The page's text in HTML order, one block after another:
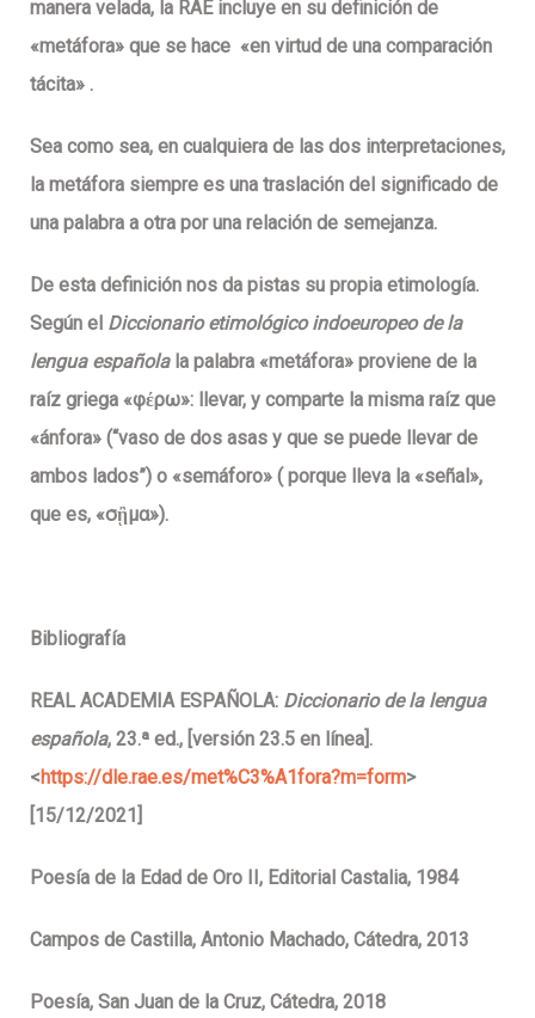
manera velada, la RAE incluye en su definición de
«metáfora» que se hace «en virtud de una comparación
tácita» .
Sea como sea, en cualquiera de las dos interpretaciones,
la metáfora siempre es una traslación del significado de
una palabra a otra por una relación de semejanza.
De esta definición nos da pistas su propia etimología.
Según el Diccionario etimológico indoeuropeo de la
lengua española la palabra «metáfora» proviene de la
raíz griega «φέρω»: llevar, y comparte la misma raíz que
«ánfora» (“vaso de dos asas y que se puede llevar de
ambos lados”) o «semáforo» ( porque lleva la «señal»,
que es, «σᾒμα»).
Bibliografía
REAL ACADEMIA ESPAÑOLA: Diccionario de la lengua
española, 23.ª ed., [versión 23.5 en línea].
<https://dle.rae.es/met%C3%A1fora?m=form>
[15/12/2021]
Poesía de la Edad de Oro II, Editorial Castalia, 1984
Campos de Castilla, Antonio Machado, Cátedra, 2013
Poesía, San Juan de la Cruz, Cátedra, 2018